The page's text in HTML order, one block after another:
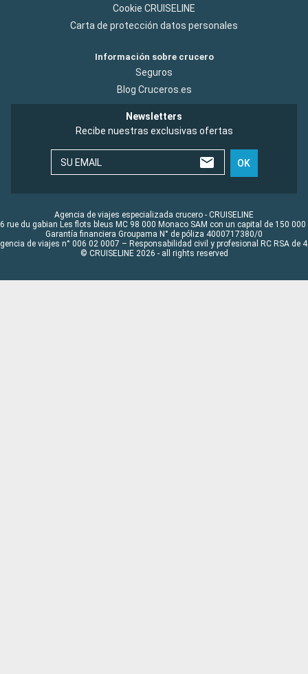
Cookie CRUISELINE
Carta de protección datos personales
Información sobre crucero
Seguros
Blog Cruceros.es
Newsletters
Recibe nuestras exclusivas ofertas
SU EMAIL OK
Agencia de viajes especializada crucero - CRUISELINE
rue du gabian Les flots bleus MC 98 000 Monaco SAM con un capital de 150 000
Garantía financiera Groupama N° de póliza 4000717380/0
de viajes n° 006 02 0007 – Responsabilidad civil y profesional RC RSA de
© CRUISELINE 2026 - all rights reserved